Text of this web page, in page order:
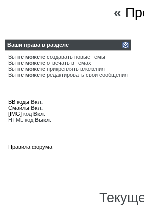
«
Ваши права в разделе
Вы не можете создавать новые темы
Вы не можете отвечать в темах
Вы не можете прикреплять вложения
Вы не можете редактировать свои сообщения
BB коды Вкл.
Смайлы Вкл.
[IMG] код Вкл.
HTML код Выкл.
Правила форума